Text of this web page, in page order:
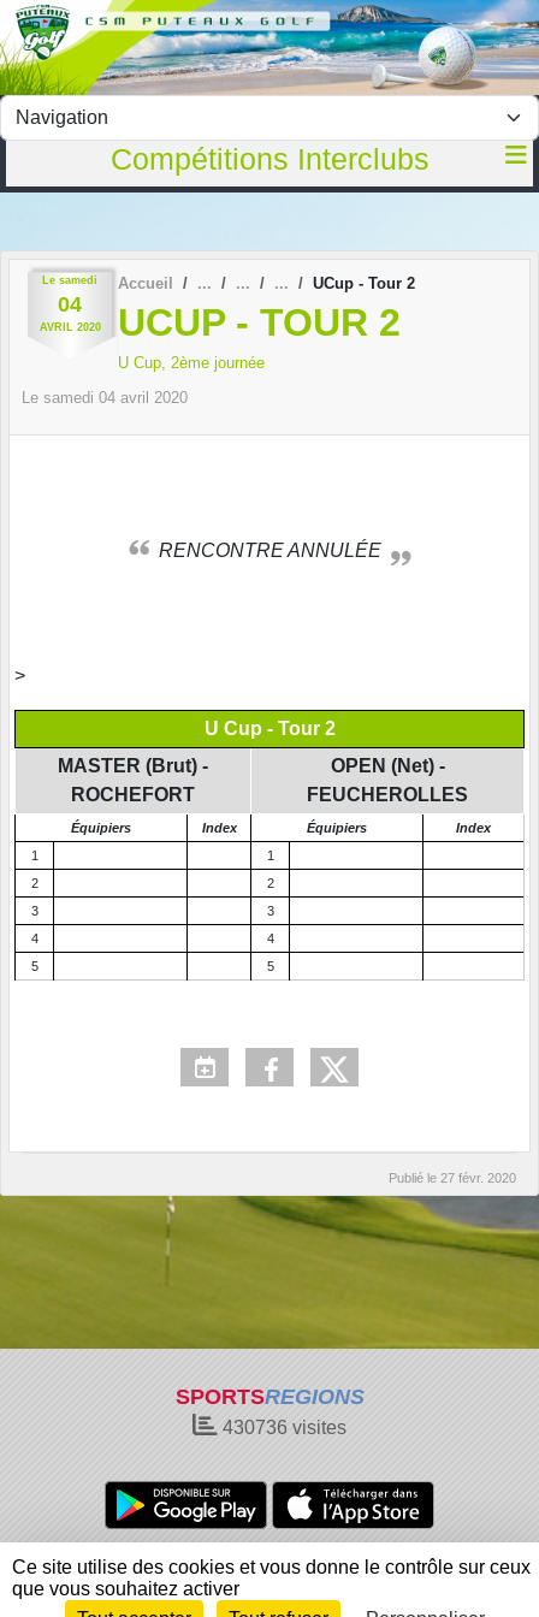
Compétitions Interclubs
Le samedi
04
AVRIL 2020
Accueil UCup - Tour 2
UCUP - TOUR 2
U Cup, 2ème journée
Le samedi 04 avril 2020
RENCONTRE ANNULÉE
>
U Cup - Tour 2
MASTER (Brut) -
ROCHEFORT
OPEN (Net) -
FEUCHEROLLES
Équipiers Index Équipiers
Index
1
1
2
2
3
3
4
4
5
5
Publié le 27 févr. 2020
SPORTSREGIONS
430736 visites
Charte cookies
Gestion des cookies
Informations légales
Signaler un contenu inapproprié
Panneau de gestion des cookies
Ce site utilise des cookies et vous donne le contrôle sur ceux
que vous souhaitez activer